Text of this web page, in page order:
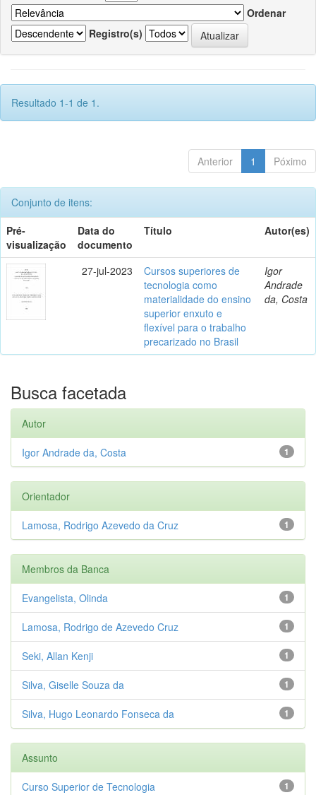
Ordenar
Registro(s)
Resultado 1-1 de 1.
Anterior 1 Póximo
Conjunto de itens:
Pré-
visualização
Data do
documento
Título Autor(es)
27-jul-2023
Cursos superiores de
tecnologia como
materialidade do ensino
superior enxuto e
flexível para o trabalho
precarizado no Brasil
Igor
Andrade
da, Costa
Busca facetada
Autor
1
Igor Andrade da, Costa
Orientador
1
Lamosa, Rodrigo Azevedo da Cruz
Membros da Banca
1
Evangelista, Olinda
1
Lamosa, Rodrigo de Azevedo Cruz
1
Seki, Allan Kenji
1
Silva, Giselle Souza da
1
Silva, Hugo Leonardo Fonseca da
Assunto
1
Curso Superior de Tecnologia